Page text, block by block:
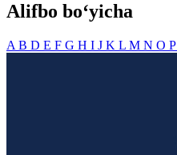
Alifbo bo‘yicha
A B D E F G H I J K L M N O P